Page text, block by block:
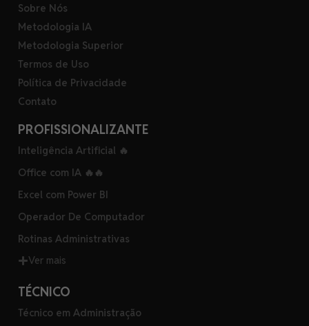
Sobre Nós
Metodologia IA
Metodologia Superior
Termos de Uso
Política de Privacidade
Contato
PROFISSIONALIZANTE
Inteligência Artificial 🔥
Office com IA 🔥🔥
Excel com Power BI
Operador De Computador
Rotinas Administrativas
Ver mais
TÉCNICO
Técnico em Administração